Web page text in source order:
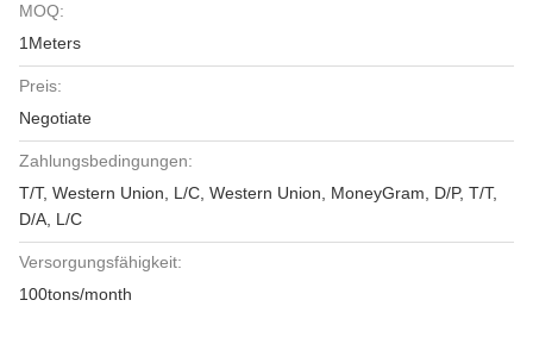
MOQ:
1Meters
Preis:
Negotiate
Zahlungsbedingungen:
T/T, Western Union, L/C, Western Union, MoneyGram, D/P, T/T,
D/A, L/C
Versorgungsfähigkeit:
100tons/month